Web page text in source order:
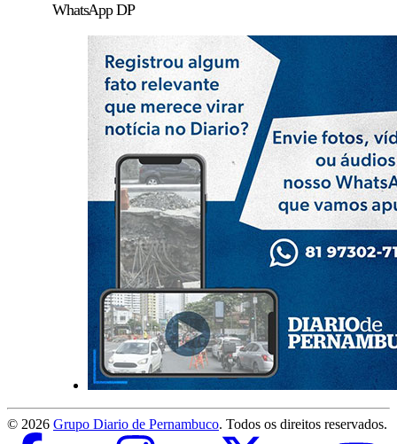
WhatsApp DP
© 2026 Grupo Diario de Pernambuco. Todos os direitos reservados.